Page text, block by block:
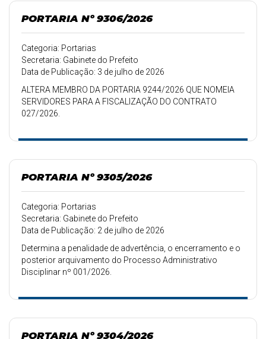
PORTARIA Nº 9306/2026
Categoria: Portarias
Secretaria: Gabinete do Prefeito
Data de Publicação: 3 de julho de 2026
ALTERA MEMBRO DA PORTARIA 9244/2026 QUE NOMEIA
SERVIDORES PARA A FISCALIZAÇÃO DO CONTRATO
027/2026.
PORTARIA Nº 9305/2026
Categoria: Portarias
Secretaria: Gabinete do Prefeito
Data de Publicação: 2 de julho de 2026
Determina a penalidade de advertência, o encerramento e o
posterior arquivamento do Processo Administrativo
Disciplinar nº 001/2026.
PORTARIA Nº 9304/2026